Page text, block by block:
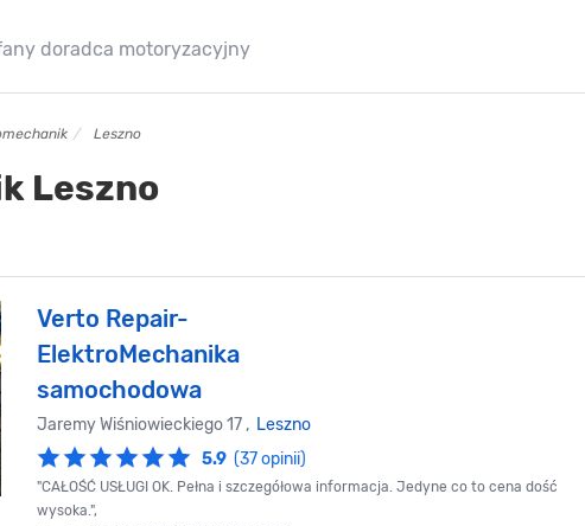
doradca motoryzacyjny
Leszno
Leszno
Verto Repair-
ElektroMechanika
samochodowa
Jaremy Wiśniowieckiego 17 , Leszno
5.9 (37 opinii)
"CAŁOŚĆ USŁUGI OK. Pełna i szczegółowa informacja. Jedyne co to cena dość
wysoka.",